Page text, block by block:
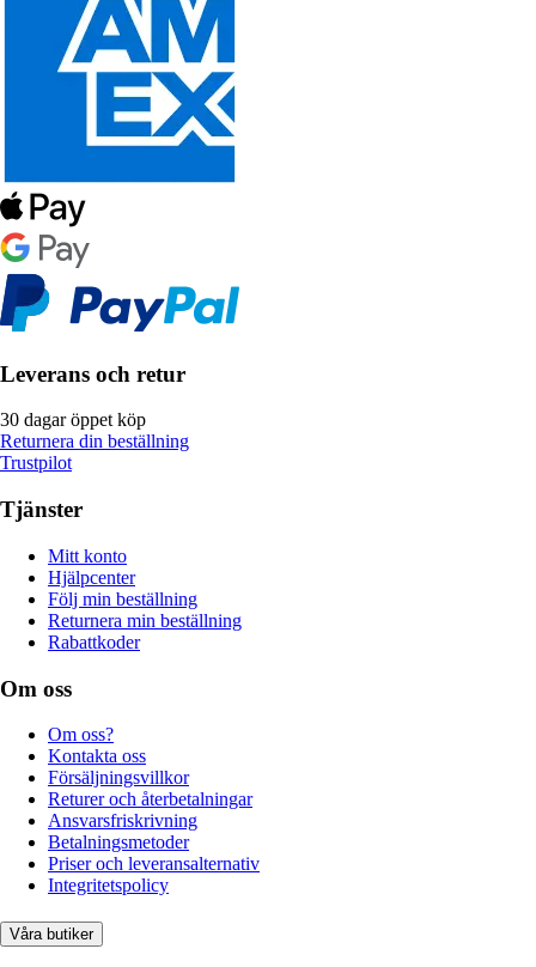
Leverans och retur
30 dagar öppet köp
Returnera din beställning
Trustpilot
Tjänster
Mitt konto
Hjälpcenter
Följ min beställning
Returnera min beställning
Rabattkoder
Om oss
Om oss?
Kontakta oss
Försäljningsvillkor
Returer och återbetalningar
Ansvarsfriskrivning
Betalningsmetoder
Priser och leveransalternativ
Integritetspolicy
Våra butiker